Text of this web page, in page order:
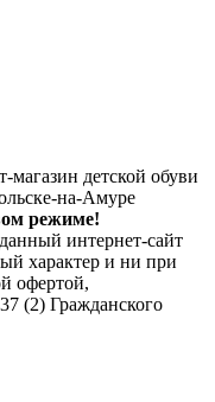
детской обуви
на-Амуре
режиме!
интернет-сайт
характер и ни при
офертой,
(2) Гражданского